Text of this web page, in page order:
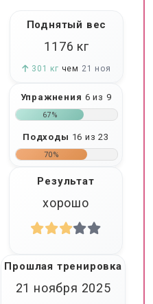
Поднятый вес
1176 кг
301 кг чем 21 ноя
Упражнения 6 из 9
67%
Подходы 16 из 23
70%
Результат
хорошо
Прошлая тренировка
21 ноября 2025